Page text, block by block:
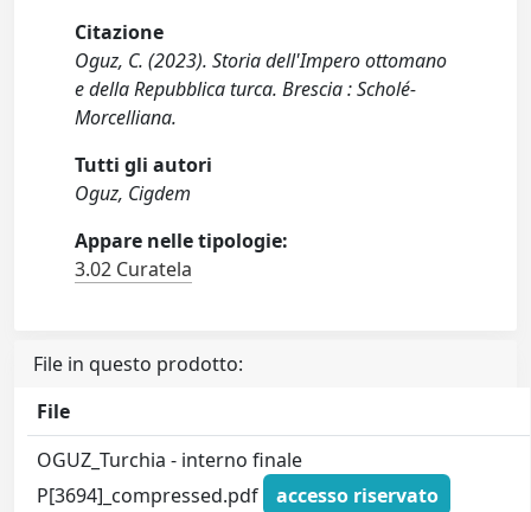
Citazione
Oguz, C. (2023). Storia dell'Impero ottomano
e della Repubblica turca. Brescia : Scholé-
Morcelliana.
Tutti gli autori
Oguz, Cigdem
Appare nelle tipologie:
3.02 Curatela
File in questo prodotto:
File
OGUZ_Turchia - interno finale
P[3694]_compressed.pdf
accesso riservato